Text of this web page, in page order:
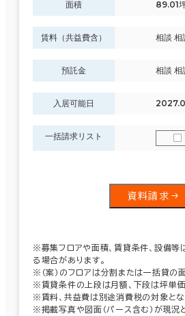
面積 89.01
賃料（共益費含） 相談 相
預託金 相談 相
入居可能日
一括請求リスト
資料請求
※募集フロアや面積、賃貸条件、設備等
る場合があります。
※（案）のフロアは分割または一括貸の
※賃貸条件の上段は月額、下段は坪単価
※賃料、共益費は別途消費税の対象とな
※掲載写真や図面（パース含む）が現況